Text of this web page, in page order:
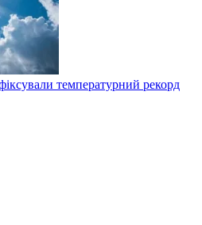
температурний рекорд